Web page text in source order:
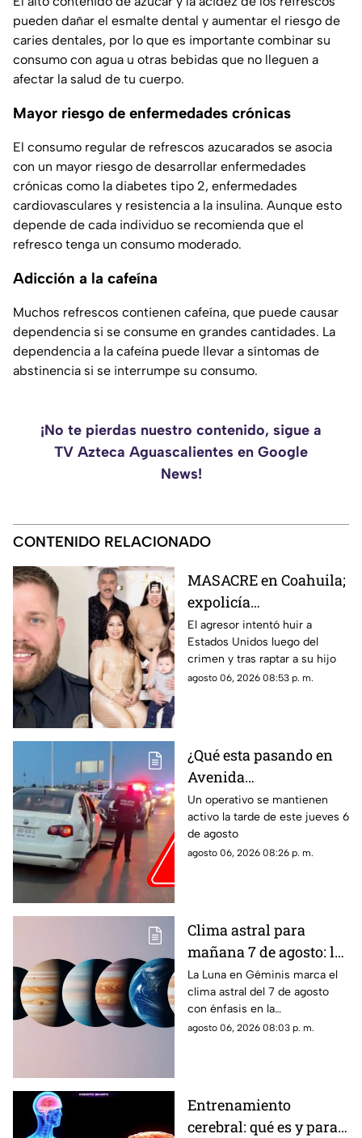
pueden dañar el esmalte dental y aumentar el riesgo de
caries dentales, por lo que es importante combinar su
consumo con agua u otras bebidas que no lleguen a
afectar la salud de tu cuerpo.
Mayor riesgo de enfermedades crónicas
El consumo regular de refrescos azucarados se asocia
con un mayor riesgo de desarrollar enfermedades
crónicas como la diabetes tipo 2, enfermedades
cardiovasculares y resistencia a la insulina. Aunque esto
depende de cada individuo se recomienda que el
refresco tenga un consumo moderado.
Adicción a la cafeína
Muchos refrescos contienen cafeína, que puede causar
dependencia si se consume en grandes cantidades. La
dependencia a la cafeína puede llevar a síntomas de
abstinencia si se interrumpe su consumo.
¡No te pierdas nuestro contenido, sigue a
TV Azteca Aguascalientes en Google
News!
CONTENIDO RELACIONADO
MASACRE en Coahuila;
expolicía
estadounidense atacó a
la familia de su
expareja mexicana
luego de que le
familiar
El agresor intentó huir a
Estados Unidos luego del
crimen y tras raptar a su hijo
agosto 06, 2026 08:53 p. m.
¿Qué esta pasando en
Avenida
Aguascalientes?
Reportan persecución y
accidente vehicular
Un operativo se mantienen
activo la tarde de este jueves 6
de agosto
agosto 06, 2026 08:26 p. m.
Clima astral para
mañana 7 de agosto: la
Luna cambia a Géminis
y favorece la
comunicación
La Luna en Géminis marca el
clima astral del 7 de agosto
con énfasis en la
comunicación, las ideas y los
agosto 06, 2026 08:03 p. m.
Entrenamiento
cerebral: qué es y para